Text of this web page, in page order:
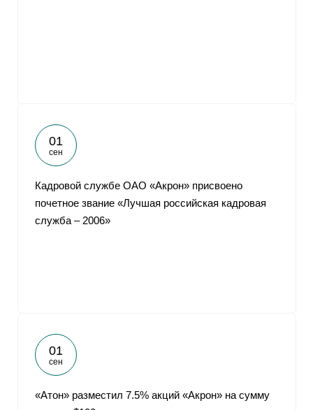
01
сен
Кадровой службе ОАО «Акрон» присвоено
почетное звание «Лучшая российская кадровая
служба – 2006»
01
сен
«Атон» разместил 7.5% акций «Акрон» на сумму